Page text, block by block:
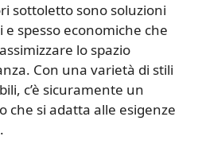
sottoletto sono soluzioni
e spesso economiche che
lo spazio
Con una varietà di stili
c’è sicuramente un
che si adatta alle esigenze